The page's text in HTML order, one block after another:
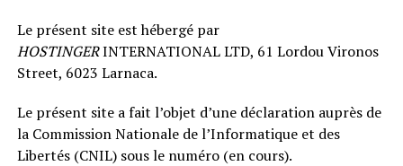
Le présent site est hébergé par
HOSTINGERINTERNATIONAL LTD, 61 Lordou Vironos
Street, 6023 Larnaca.
Le présent site a fait l’objet d’une déclaration auprès de
la Commission Nationale de l’Informatique et des
Libertés (CNIL) sous le numéro (en cours).